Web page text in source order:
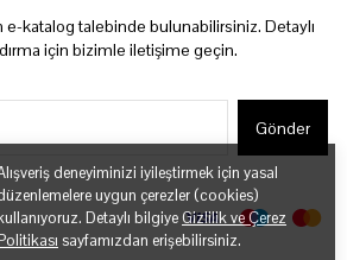
deneyiminizi iyileştirmek için yasal
uygun çerezler (cookies)
Detaylı bilgiye Gizlilik ve Çerez
sayfamızdan erişebilirsiniz.
e-katalog talebinde bulunabilirsiniz. Detaylı
için bizimle iletişime geçin.
Gönder